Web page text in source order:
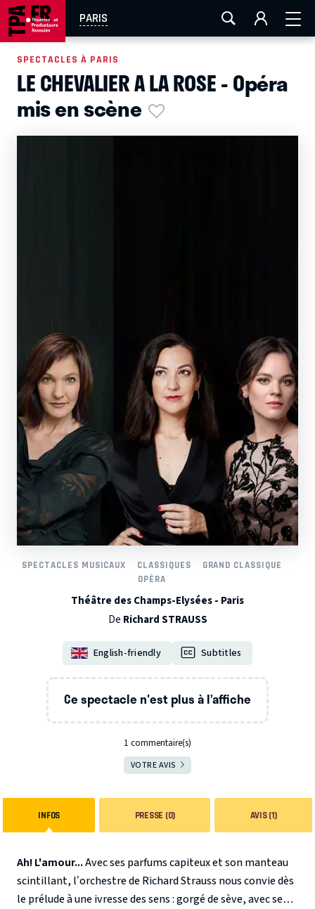
PARIS
AIX-MARSEILLE LA ROCHELLE
EN TOURNÉE
SPECTACLES À PARIS
LE CHEVALIER A LA ROSE - Opéra
mis en scène
SPECTACLES MUSICAUX CLASSIQUES
GRAND CLASSIQUE
OPÉRA
Théâtre des Champs-Elysées - Paris
De Richard STRAUSS
English-friendly Subtitles
Ce spectacle n'est plus à l’affiche
1 commentaire(s)
VOTRE AVIS
INFOS PRESSE (0) AVIS (1)
Ah! L'amour...Avec ses parfums capiteux et son manteau
scintillant, l’orchestre de Richard Strauss nous convie dès
le prélude à une ivresse des sens : gorgé de sève, avec ses